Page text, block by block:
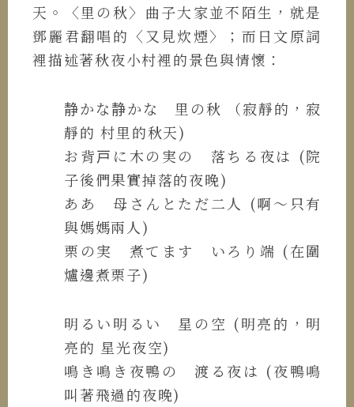
天。〈里の秋〉曲子大家並不陌生，就是
鄧麗君翻唱的〈又見炊煙〉；而日文原詞
裡描述著秋夜小村裡的景色與情懷：
静かな静かな 里の秋 （寂靜的，寂
靜的 村里的秋天)
お背戸に木の実の 落ちる夜は (院
子後們果實掉落的夜晚)
ああ 母さんとただ二人 (啊～只有
與媽媽兩人)
栗の実 煮てます いろり端 (在圍
爐邊煮栗子)
明るい明るい 星の空 (明亮的，明
亮的 星光夜空)
鳴き鳴き夜鴨の 渡る夜は (夜鴨鳴
叫著飛過的夜晚)